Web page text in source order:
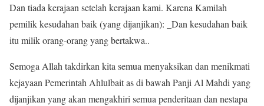
Dan tiada kerajaan setelah kerajaan kami. Karena Kamilah
pemilik kesudahan baik (yang dijanjikan): _Dan kesudahan baik
itu milik orang-orang yang bertakwa..
Semoga Allah takdirkan kita semua menyaksikan dan menikmati
kejayaan Pemerintah Ahlulbait as di bawah Panji Al Mahdi yang
dijanjikan yang akan mengakhiri semua penderitaan dan nestapa